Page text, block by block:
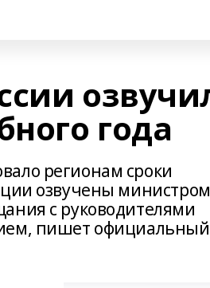
года
регионам сроки
озвучены министром
с руководителями
пишет официальный